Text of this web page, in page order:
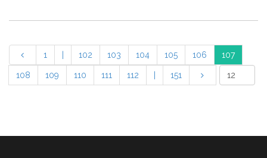
1 102 103 104 105 106 107
108 109 110 111 112 151